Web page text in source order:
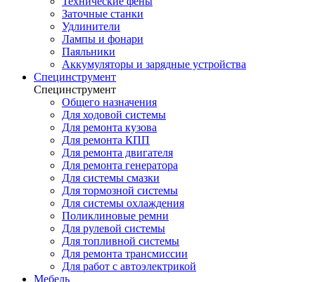
Заточные станки
Удлинители
Лампы и фонари
Паяльники
Аккумуляторы и зарядные устройства
Специнструмент
Специнструмент
Общего назначения
Для ходовой системы
Для ремонта кузова
Для ремонта КПП
Для ремонта двигателя
Для ремонта генератора
Для системы смазки
Для тормозной системы
Для системы охлаждения
Поликлиновые ремни
Для рулевой системы
Для топливной системы
Для ремонта трансмиссии
Для работ с автоэлектрикой
Мебель